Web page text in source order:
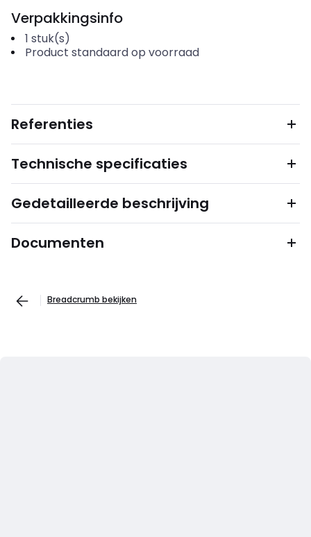
Verpakkingsinfo
1 stuk(s)
Product standaard op voorraad
Referenties
Technische specificaties
Gedetailleerde beschrijving
Documenten
Breadcrumb bekijken